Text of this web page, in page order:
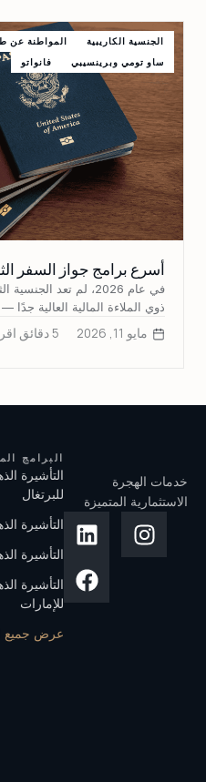
الجنسية الكاريبية
المواطنة عن
ساو تومي وبرينسيبي
فانواتو
أسرع برامج جواز السفر
في عام 2026، لم تعد
ذوي الملاءة المالية العالية
مايو 11, 2026 5 دقائق اقرأ
خدمات الهجرة
الاستثمارية المتميزة
البرامج
التأشيرة
للبرتغال
التأشيرة
التأشيرة
التأشيرة
للإمارات
عرض جميع